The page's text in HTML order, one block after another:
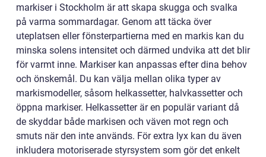
markiser i Stockholm är att skapa skugga och svalka
på varma sommardagar. Genom att täcka över
uteplatsen eller fönsterpartierna med en markis kan du
minska solens intensitet och därmed undvika att det blir
för varmt inne. Markiser kan anpassas efter dina behov
och önskemål. Du kan välja mellan olika typer av
markismodeller, såsom helkassetter, halvkassetter och
öppna markiser. Helkassetter är en populär variant då
de skyddar både markisen och väven mot regn och
smuts när den inte används. För extra lyx kan du även
inkludera motoriserade styrsystem som gör det enkelt